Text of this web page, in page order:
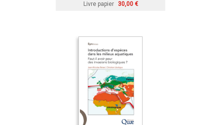
Livre papier 30,00 €